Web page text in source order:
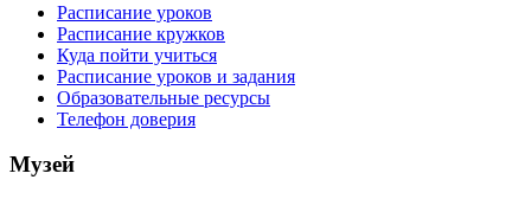
Расписание уроков
Расписание кружков
Куда пойти учиться
Расписание уроков и задания
Образовательные ресурсы
Телефон доверия
Музей